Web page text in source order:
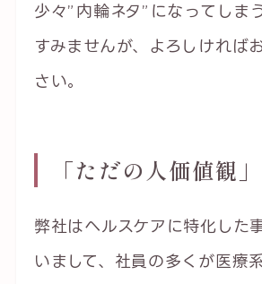
少々”内輪ネタ”になってしま
すみませんが、よろしければ
さい。
「ただの人価値観
弊社はヘルスケアに特化した
いまして、社員の多くが医療